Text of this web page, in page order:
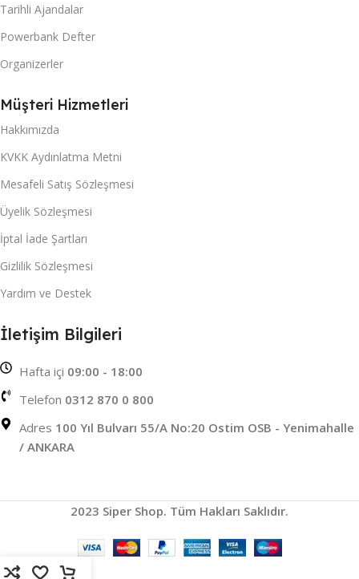
Tarihli Ajandalar
Powerbank Defter
Organizerler
Müşteri Hizmetleri
Hakkımızda
KVKK Aydınlatma Metni
Mesafeli Satış Sözleşmesi
Üyelik Sözleşmesi
İptal İade Şartları
Gizlilik Sözleşmesi
Yardım ve Destek
İletişim Bilgileri
Hafta içi 09:00 - 18:00
Telefon 0312 870 0 800
Adres 100 Yıl Bulvarı 55/A No:20 Ostim OSB - Yenimahalle
/ ANKARA
2023 Siper Shop. Tüm Hakları Saklıdır.